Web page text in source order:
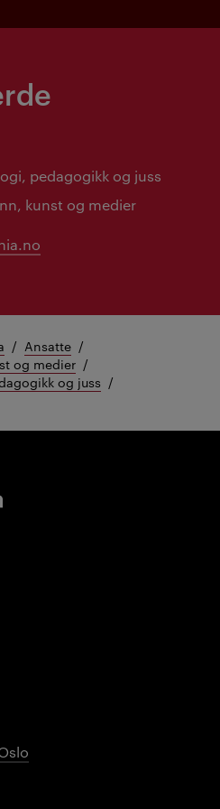
pedagogikk og juss
kunst og medier
Ansatte
og medier
og juss